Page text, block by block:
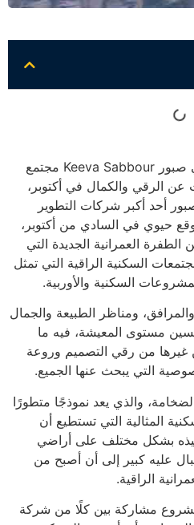
يعد كمبوند كيفا 6 أكتوبر الأهلي صبور Keeva Sabbour مجتمع
الرقي والكمال في أكتوبر،
أحد أكبر شركات التطوير
حيوي في السادي من أكتوبر،
العمرانية الجديدة التي
السكنية الراقية التي تمثل
السكنية والأوربية.
ومناظر الطبيعة والجمال
مستوى المعيشة، فيه ما
غيرها من رقي التصميم وروعة
التي يبحث عنها الجميع.
والذي يعد نموذجًا متطورًا
المثالية التي تستطيع أن
بشكل مختلف على أراضي
عليه كبير إلى أن أصبح من
الراقية.
مشاركة بين كلًا من شركة